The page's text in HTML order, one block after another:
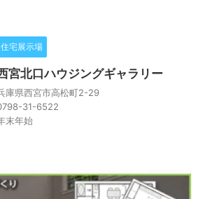
住宅展示場
宮北口ハウジングギャラリー
庫県西宮市高松町2-29
31-6522
末年始